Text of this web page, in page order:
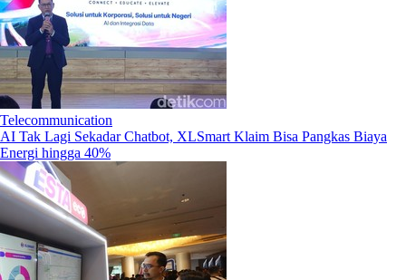
Telecommunication
AI Tak Lagi Sekadar Chatbot, XLSmart Klaim Bisa Pangkas Biaya
Energi hingga 40%